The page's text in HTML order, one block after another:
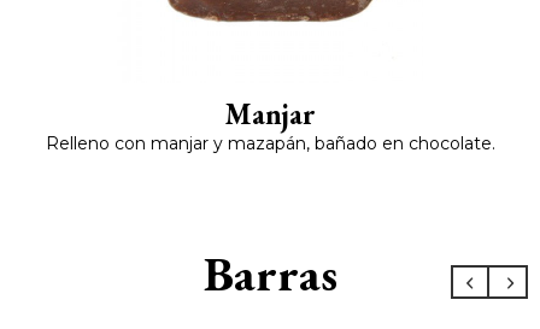
Manjar
Relleno con manjar y mazapán, bañado en chocolate.
Barras